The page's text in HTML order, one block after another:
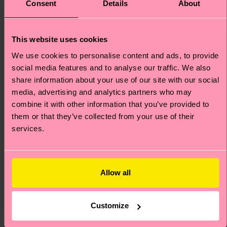
Consent Details About
This website uses cookies
We use cookies to personalise content and ads, to provide
social media features and to analyse our traffic. We also
share information about your use of our site with our social
media, advertising and analytics partners who may
combine it with other information that you’ve provided to
them or that they’ve collected from your use of their
services.
Allow all
Customize
NIEDRIGER
10% to
Interpride